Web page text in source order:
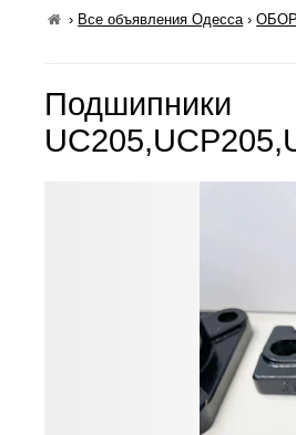
› Все объявления Одесса›
Подшипники